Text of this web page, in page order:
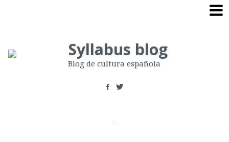
Blog de cultura española